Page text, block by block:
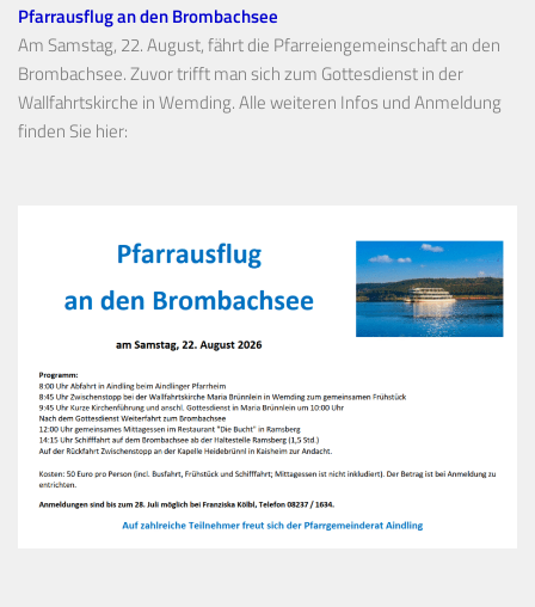
Pfarrausflug an den Brombachsee
Am Samstag, 22. August, fährt die Pfarreiengemeinschaft an den
Brombachsee. Zuvor trifft man sich zum Gottesdienst in der
Wallfahrtskirche in Wemding. Alle weiteren Infos und Anmeldung
finden Sie hier: